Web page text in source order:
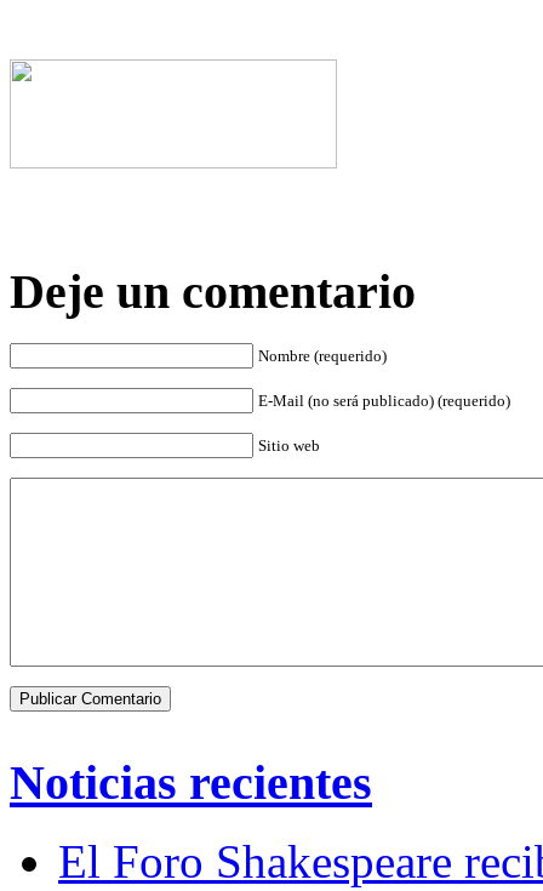
Deje un comentario
Nombre (requerido)
E-Mail (no será publicado) (requerido)
Sitio web
Noticias recientes
El Foro Shakespeare